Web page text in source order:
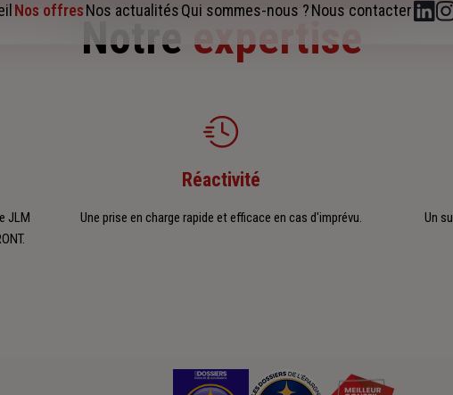
Nos offresNos actualitésQui sommes-nous ?Nous contacter
Notre expertise
JLM
Réactivité
Une prise en charge rapide et efficace en cas d'imprévu. Un